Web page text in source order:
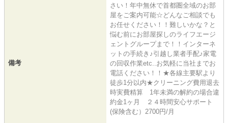
備考
さい！年中無休で首都圏全域のお部
屋をご案内可能☆どんなご相談でも
お任せください！！難しいかな？と
悩む前にお部屋探しのライフエージ
ェントグループまで！！インターネ
ットの手続き♪引越し業者手配♪家電
の回収作業etc..お気軽に当社までお
電話ください！！★各線主要駅より
徒歩1分以内★クリーニング費用退去
時実費精算 1年未満の解約の場合違
約金1ヶ月 ２４時間安心サポート
(保険含む）2700円/月